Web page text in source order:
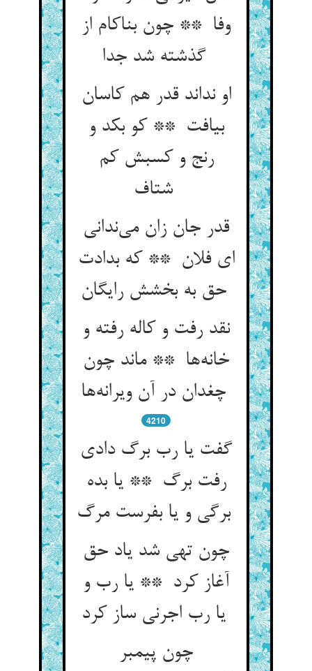
وفا ** چون بناکام از
گذشته شد جدا
او نداند قدر هم کاسان
بیافت ** کو بکد و
رنج و کسبش کم
شتاف
قدر جان زان می‌ندانی
ای فلان ** که بدادت
حق به بخشش رایگان
نقد رفت و کاله رفته و
خانه‌ها ** ماند چون
4210
گفت یا رب برگ دادی
رفت برگ ** یا بده
برگی و یا بفرست مرگ
چون تهی شد یاد حق
آغاز کرد ** یا رب و
یا رب اجرنی ساز کرد
چون پیمبر